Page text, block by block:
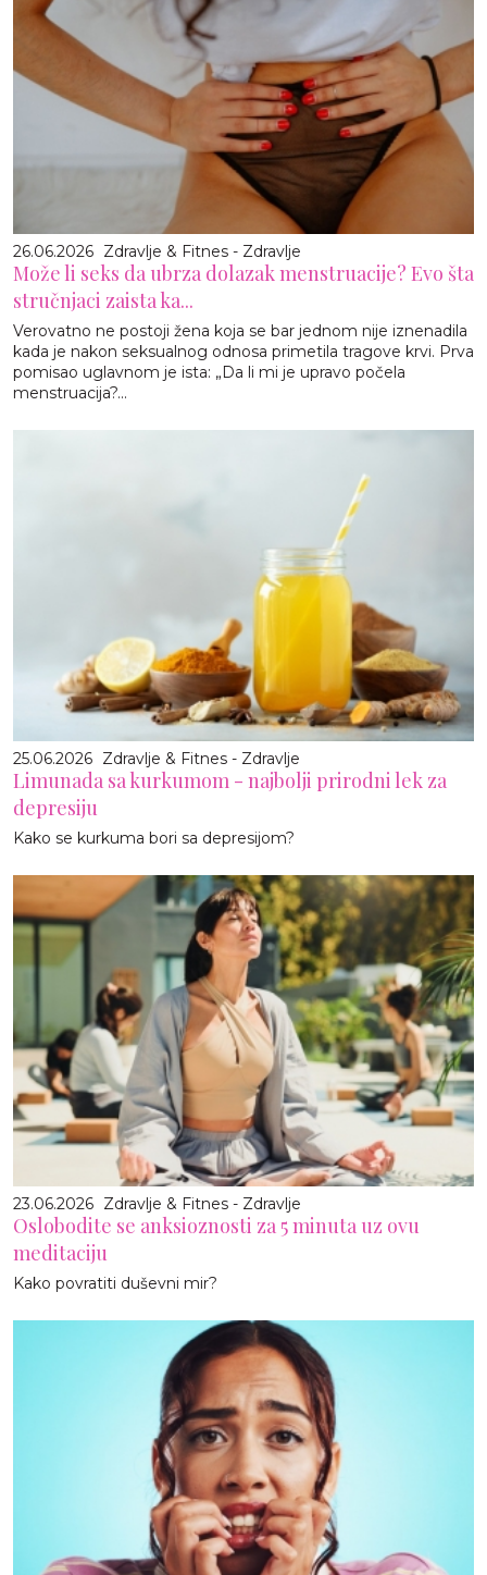
26.06.2026 Zdravlje & Fitnes - Zdravlje
Može li seks da ubrza dolazak menstruacije? Evo šta
stručnjaci zaista ka...
Verovatno ne postoji žena koja se bar jednom nije iznenadila
kada je nakon seksualnog odnosa primetila tragove krvi. Prva
pomisao uglavnom je ista: „Da li mi je upravo počela
menstruacija?...
25.06.2026 Zdravlje & Fitnes - Zdravlje
Limunada sa kurkumom - najbolji prirodni lek za
depresiju
Kako se kurkuma bori sa depresijom?
23.06.2026 Zdravlje & Fitnes - Zdravlje
Oslobodite se anksioznosti za 5 minuta uz ovu
meditaciju
Kako povratiti duševni mir?